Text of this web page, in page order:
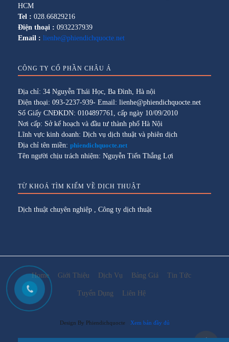
HCM
Tel : 028.66829216
Điện thoại : 0932237939
Email : lienhe@phiendichquocte.net
CÔNG TY CỔ PHẦN CHÂU Á
Địa chỉ: 34 Nguyễn Thái Học, Ba Đình, Hà nội
Điện thoại: 093-2237-939- Email: lienhe@phiendichquocte.net
Số Giấy CNĐKDN: 0104897761, cấp ngày 10/09/2010
Nơi cấp: Sở kế hoạch và đầu tư thành phố Hà Nội
Lĩnh vực kinh doanh: Dịch vụ dịch thuật và phiên dịch
Địa chỉ tên miền: phiendichquocte.net
Tên người chịu trách nhiệm: Nguyễn Tiến Thắng Lợi
TỪ KHOÁ TÌM KIẾM VỀ DỊCH THUẬT
Dịch thuật chuyên nghiệp Công ty dịch thuật
Home Giới Thiệu Dịch Vụ Bảng Giá Tin Tức
Tuyển Dụng Liên Hệ
Design By Phiendichquocte Xem bản đầy đủ